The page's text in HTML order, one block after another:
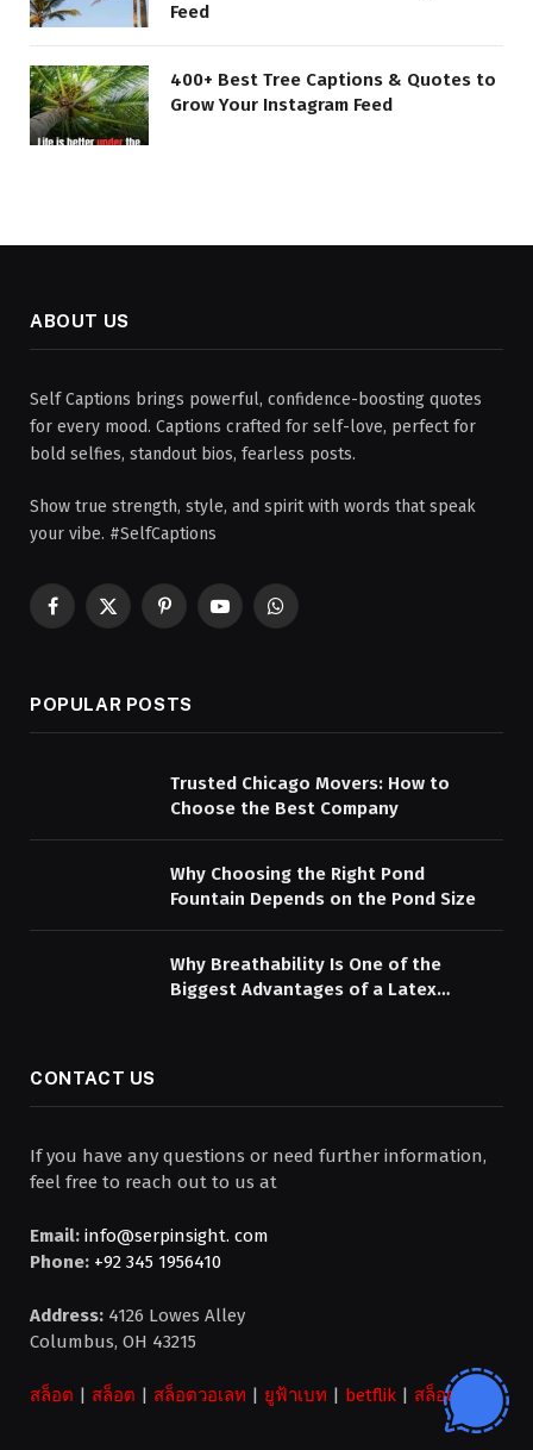
Feed
400+ Best Tree Captions & Quotes to
Grow Your Instagram Feed
ABOUT US
Self Captions brings powerful, confidence-boosting quotes
for every mood. Captions crafted for self-love, perfect for
bold selfies, standout bios, fearless posts.
Show true strength, style, and spirit with words that speak
your vibe. #SelfCaptions
Facebook
X
PinterestYouTubeWhatsApp
POPULAR POSTS
Trusted Chicago Movers: How to
Choose the Best Company
Why Choosing the Right Pond
Fountain Depends on the Pond Size
Why Breathability Is One of the
Biggest Advantages of a Latex
CONTACT US
If you have any questions or need further information,
feel free to reach out to us at
Email: info@serpinsight. com
Phone: +92 345 1956410
Address: 4126 Lowes Alley
Columbus, OH 43215
สล็อต | สล็อต | สล็อตวอเลท | ยูฟ้าเบท | betflik | สล็อต